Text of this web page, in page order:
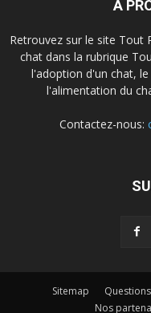
À
Retrouvez sur le site Tout
chat dans la rubrique
l'adoption d'un chat,
l'alimentation du
Contactez-nous:
Sitemap
Nos